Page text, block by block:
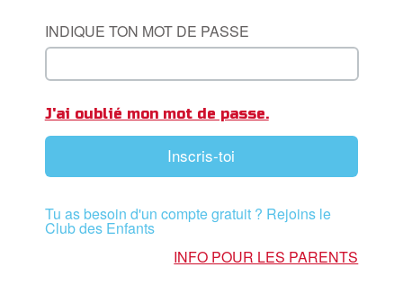
de langue
INDIQUE TON MOT DE PASSE
J'ai oublié mon mot de passe.
Inscris-toi
Tu as besoin d'un compte gratuit ? Rejoins le
Club des Enfants
INFO POUR LES PARENTS